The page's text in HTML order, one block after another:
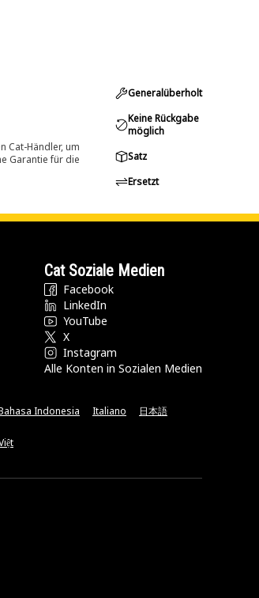
Cat-Händler, um
Garantie für die
Generalüberholt
Keine Rückgabe
möglich
Satz
Ersetzt
Cat Soziale Medien
Facebook
LinkedIn
YouTube
X
Instagram
Alle Konten in Sozialen Medien
Indonesia Italiano 日本語